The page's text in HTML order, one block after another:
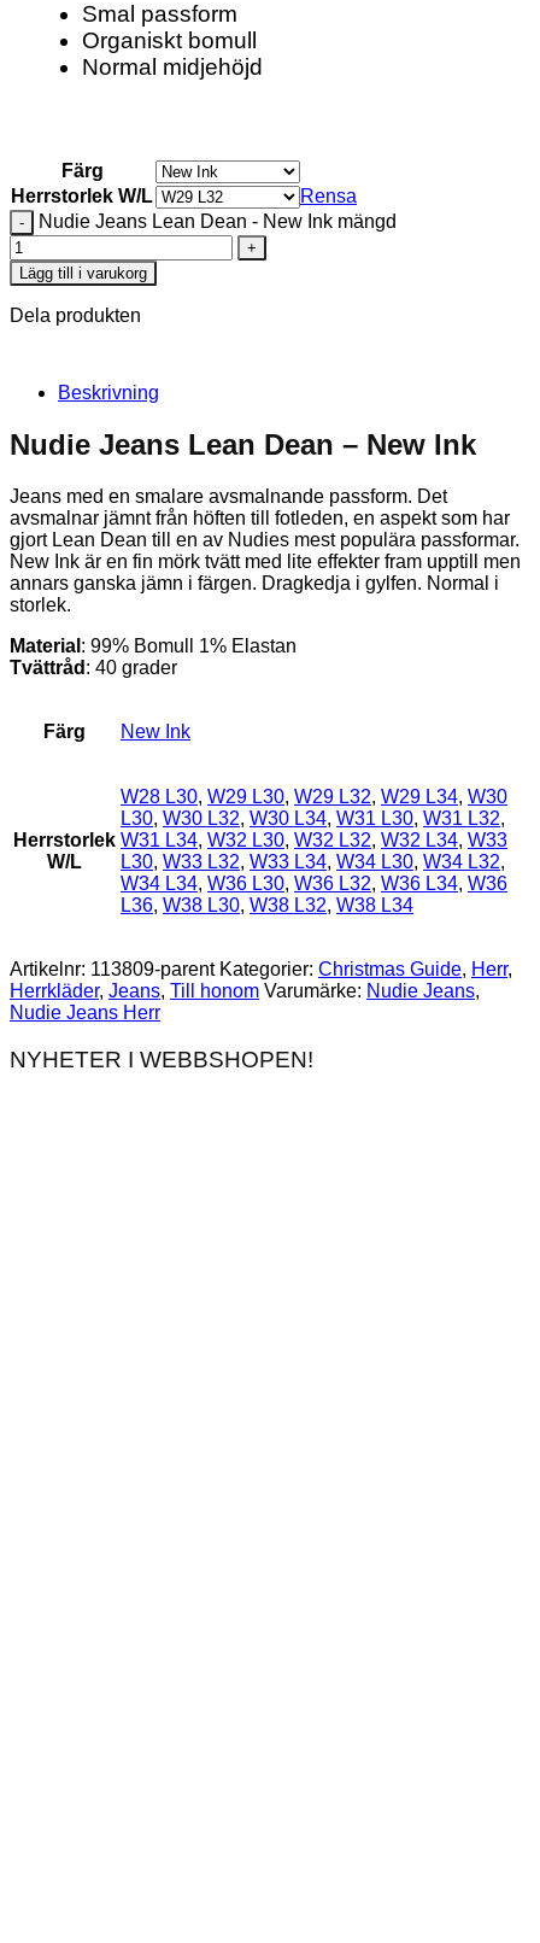
Smal passform
Organiskt bomull
Normal midjehöjd
Färg
Herrstorlek W/L
Rensa
Nudie Jeans Lean Dean - New Ink mängd
Lägg till i varukorg
Dela produkten
Beskrivning
Nudie Jeans Lean Dean – New Ink
Jeans med en smalare avsmalnande passform. Det
avsmalnar jämnt från höften till fotleden, en aspekt som har
gjort Lean Dean till en av Nudies mest populära passformar.
New Ink är en fin mörk tvätt med lite effekter fram upptill men
annars ganska jämn i färgen. Dragkedja i gylfen. Normal i
storlek.
Material : 99% Bomull 1% Elastan
Tvättråd : 40 grader
Färg New Ink
Herrstorlek
W/L
W28 L30, W29 L30, W29 L32, W29 L34, W30
L30, W30 L32, W30 L34, W31 L30, W31 L32,
W31 L34, W32 L30, W32 L32, W32 L34, W33
L30, W33 L32, W33 L34, W34 L30, W34 L32,
W34 L34, W36 L30, W36 L32, W36 L34, W36
L36, W38 L30, W38 L32, W38 L34
Artikelnr: 113809-parent Kategorier: Christmas Guide, Herr,
Herrkläder, Jeans, Till honom Varumärke: Nudie Jeans,
Nudie Jeans Herr
NYHETER I WEBBSHOPEN!